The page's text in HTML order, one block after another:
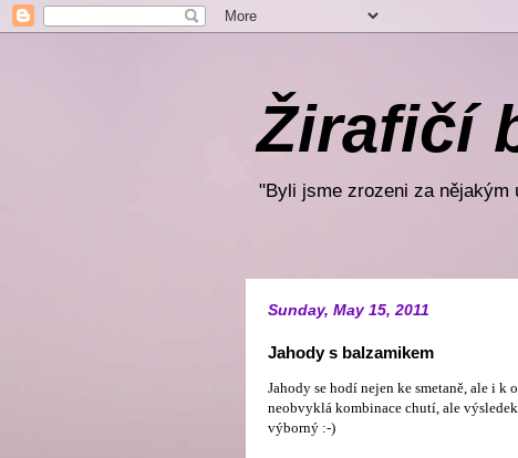
Žirafičí
"Byli jsme zrozeni za
Sunday, May 15, 2011
Jahody s balzamikem
Jahody se hodí nejen ke smetaně, ale i k
neobvyklá kombinace chutí, ale
výborný :-)